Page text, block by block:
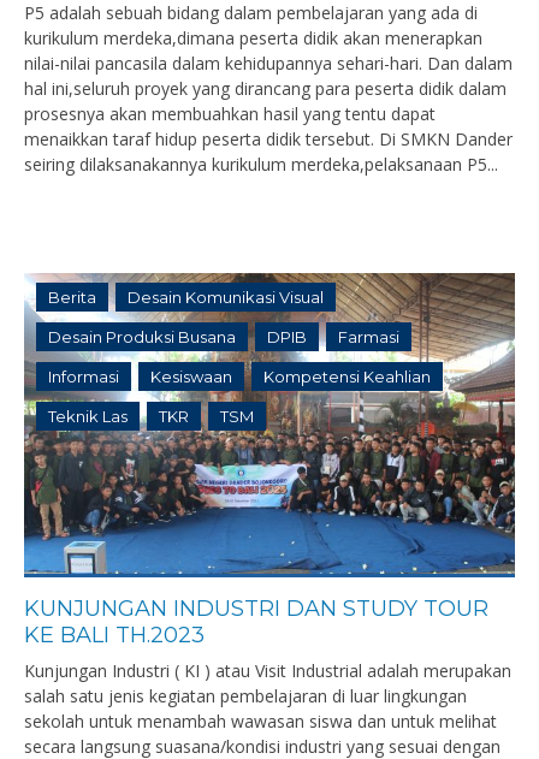
P5 adalah sebuah bidang dalam pembelajaran yang ada di
kurikulum merdeka,dimana peserta didik akan menerapkan
nilai-nilai pancasila dalam kehidupannya sehari-hari. Dan dalam
hal ini,seluruh proyek yang dirancang para peserta didik dalam
prosesnya akan membuahkan hasil yang tentu dapat
menaikkan taraf hidup peserta didik tersebut. Di SMKN Dander
seiring dilaksanakannya kurikulum merdeka,pelaksanaan P5...
Berita Desain Komunikasi Visual
Desain Produksi Busana DPIB Farmasi
Informasi Kesiswaan Kompetensi Keahlian
Teknik Las TKR TSM
KUNJUNGAN INDUSTRI DAN STUDY TOUR
KE BALI TH.2023
Kunjungan Industri ( KI ) atau Visit Industrial adalah merupakan
salah satu jenis kegiatan pembelajaran di luar lingkungan
sekolah untuk menambah wawasan siswa dan untuk melihat
secara langsung suasana/kondisi industri yang sesuai dengan